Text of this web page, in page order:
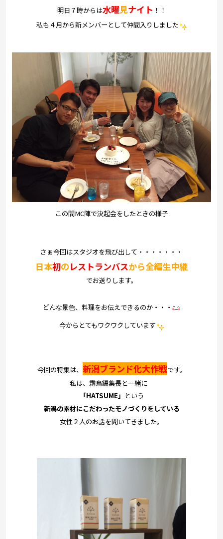
Well-being
防災・減災
会社概要・ビジョン
お問い合わせ
明日７時からは水曜見ナイト ！！
私も４月から新メンバーとして仲間入りしました
この間MC陣で決起会をしたときの様子
さぁ今回はスタジオを飛び出して・・・・・・・
日本初のレストランバスから全編生中継
でお送りします。
どんな景色、料理をお伝えできるのか・・・
今からとてもワクワクしています
今回の特集は、 新潟ブランド化大作戦です。
私は、霜鳥編集長と一緒に
「HATSUME」 という
新潟の素材にこだわったモノづくりをしている
女性２人のお話を聞いてきました。